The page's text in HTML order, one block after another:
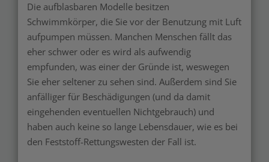
Die aufblasbaren Modelle besitzen
Schwimmkörper, die Sie vor der Benutzung mit Luft
aufpumpen müssen. Manchen Menschen fällt das
eher schwer oder es wird als aufwendig
empfunden, was einer der Gründe ist, weswegen
Sie eher seltener zu sehen sind. Außerdem sind Sie
anfälliger für Beschädigungen (und da damit
eingehenden eventuellen Nichtgebrauch) und
haben auch keine so lange Lebensdauer, wie es bei
den Feststoff-Rettungswesten der Fall ist.